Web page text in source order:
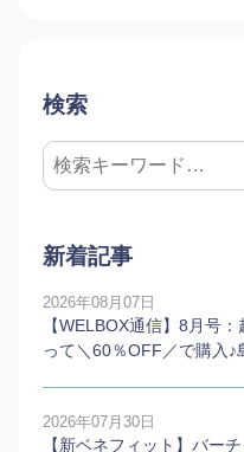
検索
新着記事
2026年08月07日
【WELBOX通信】8月号
って＼60％OFF／で購入♪
2026年07月30日
【新ベネフィット】バー